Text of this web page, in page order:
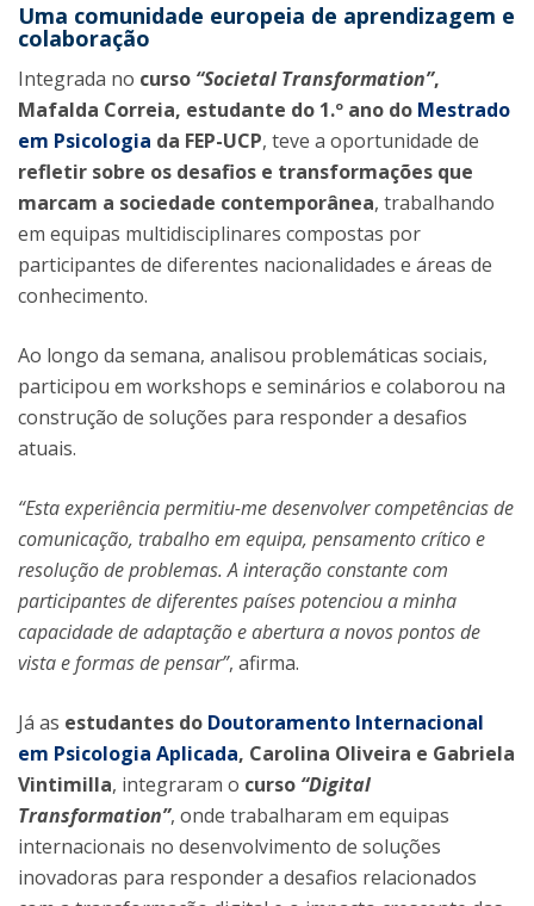
Uma comunidade europeia de aprendizagem e
colaboração
Integrada no curso “Societal Transformation”,
Mafalda Correia, estudante do 1.º ano do Mestrado
em Psicologia da FEP-UCP, teve a oportunidade de
refletir sobre os desafios e transformações que
marcam a sociedade contemporânea, trabalhando
em equipas multidisciplinares compostas por
participantes de diferentes nacionalidades e áreas de
conhecimento.
Ao longo da semana, analisou problemáticas sociais,
participou em workshops e seminários e colaborou na
construção de soluções para responder a desafios
atuais.
“Esta experiência permitiu-me desenvolver competências de
comunicação, trabalho em equipa, pensamento crítico e
resolução de problemas. A interação constante com
participantes de diferentes países potenciou a minha
capacidade de adaptação e abertura a novos pontos de
vista e formas de pensar”, afirma.
Já as estudantes do Doutoramento Internacional
em Psicologia Aplicada, Carolina Oliveira e Gabriela
Vintimilla, integraram o curso “Digital
Transformation”, onde trabalharam em equipas
internacionais no desenvolvimento de soluções
inovadoras para responder a desafios relacionados